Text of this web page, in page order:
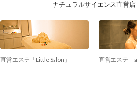
ナチュラルサイエンス直営店
直営エステ「Little Salon」 直営エステ「